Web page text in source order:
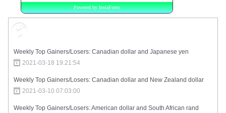
Weekly Top Gainers/Losers: Canadian dollar and Japanese yen
2021-03-18 19:21:54
Weekly Top Gainers/Losers: Canadian dollar and New Zealand dollar
2021-03-10 07:03:00
Weekly Top Gainers/Losers: American dollar and South African rand